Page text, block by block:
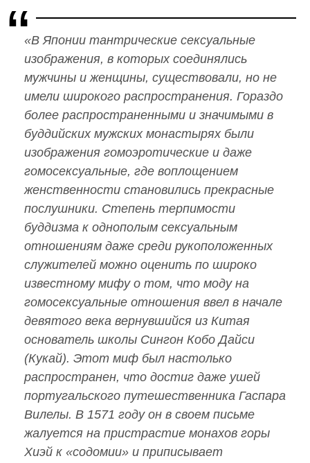
«В Японии тантрические сексуальные
изображения, в которых соединялись
мужчины и женщины, существовали, но не
имели широкого распространения. Гораздо
более распространенными и значимыми в
буддийских мужских монастырях были
изображения гомоэротические и даже
гомосексуальные, где воплощением
женственности становились прекрасные
послушники. Степень терпимости
буддизма к однополым сексуальным
отношениям даже среди рукоположенных
служителей можно оценить по широко
известному мифу о том, что моду на
гомосексуальные отношения ввел в начале
девятого века вернувшийся из Китая
основатель школы Сингон Кобо Дайси
(Кукай). Этот миф был настолько
распространен, что достиг даже ушей
португальского путешественника Гаспара
Вилелы. В 1571 году он в своем письме
жалуется на пристрастие монахов горы
Хиэй к «содомии» и приписывает